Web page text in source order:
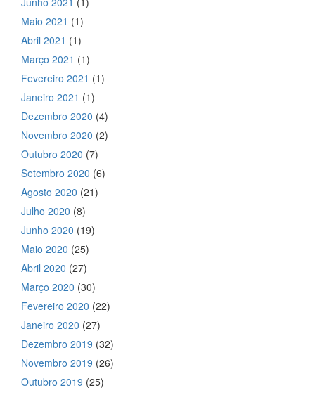
Maio 2021 (1)
Abril 2021 (1)
Março 2021 (1)
Fevereiro 2021 (1)
Janeiro 2021 (1)
Dezembro 2020 (4)
Novembro 2020 (2)
Outubro 2020 (7)
Setembro 2020 (6)
Agosto 2020 (21)
Julho 2020 (8)
Junho 2020 (19)
Maio 2020 (25)
Abril 2020 (27)
Março 2020 (30)
Fevereiro 2020 (22)
Janeiro 2020 (27)
Dezembro 2019 (32)
Novembro 2019 (26)
Outubro 2019 (25)